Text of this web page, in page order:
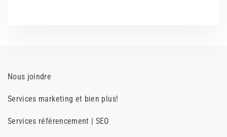
Nous joindre
Services marketing et bien plus!
Services référencement | SEO